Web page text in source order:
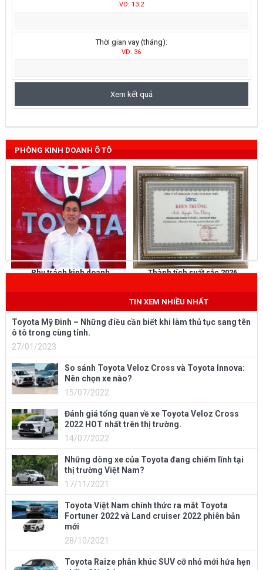
VD: 13.2
Thời gian vay (tháng):
VD: 36
PHÒNG KINH DOANH Ô TÔ
Phụ trách kinh doanh Thành tích suất sắc 2026
TIN XEM NHIỀU NHẤT
Toyota Mỹ Đình – Những điều cần biết khi làm thủ tục sang tên
ô tô trong cùng tỉnh.
27/01/2023
So sánh Toyota Veloz Cross và Toyota Innova:
Nên chọn xe nào?
15/07/2022
Đánh giá tổng quan về xe Toyota Veloz Cross
2022 HOT nhất trên thị trường.
14/07/2022
Những dòng xe của Toyota đang chiếm lĩnh tại
thị trường Việt Nam?
17/11/2021
Toyota Việt Nam chính thức ra mắt Toyota
Fortuner 2022 và Land cruiser 2022 phiên bản
mới
28/10/2021
Toyota Raize phân khúc SUV cỡ nhỏ mới hứa hẹn